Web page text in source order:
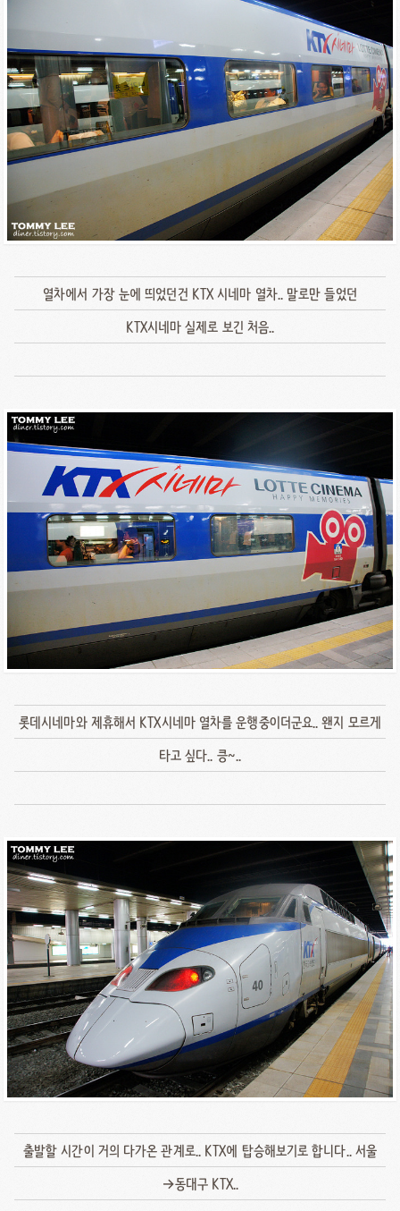
열차에서 가장 눈에 띄었던건 KTX 시네마 열차.. 말로만 들었던
KTX시네마 실제로 보긴 처음..
롯데시네마와 제휴해서 KTX시네마 열차를 운행중이더군요.. 왠지 모르게
타고 싶다.. 킁~..
출발할 시간이 거의 다가온 관계로.. KTX에 탑승해보기로 합니다.. 서울
→동대구 KTX..